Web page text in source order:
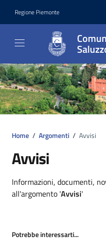
Regione Piemonte
Home / Argomenti / Avvisi
Avvisi
Dettagli
Informazioni, documenti,
all'argomento 'Avvisi'
Potrebbe interessarti...